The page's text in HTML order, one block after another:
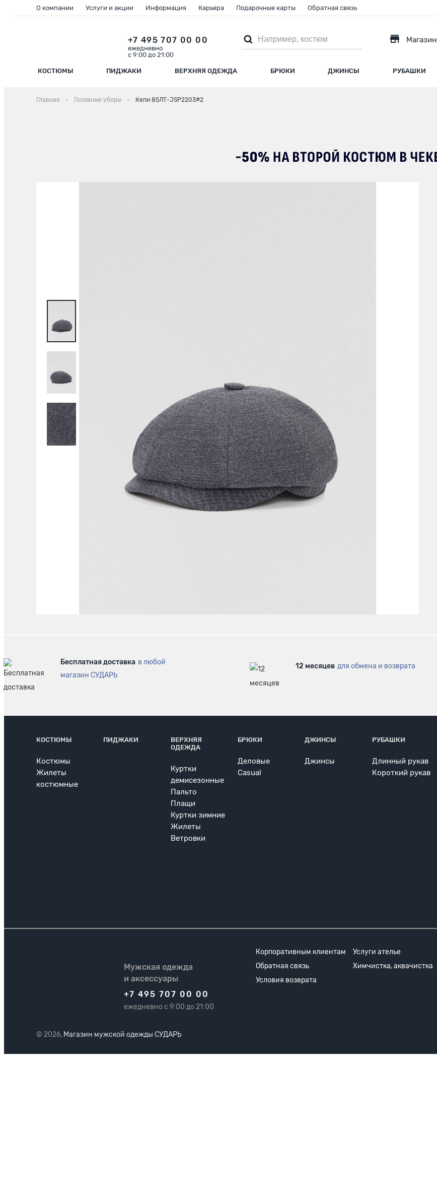
КОСТЮМЫ ПИДЖАКИ ВЕРХНЯЯ ОДЕЖДА БРЮКИ ДЖИНСЫ РУБАШКИ
+7 495 707 00 00
ежедневно
с 9:00 до 21:00
О компании Услуги и акции Информация Карьера Подарочные карты Обратная связь
Главная Головные уборы Кепи 85ЛТ-JSP2203#2
Бесплатная доставка в любой
магазин СУДАРЬ
12 месяцев для обмена и возврата
КОСТЮМЫ
Костюмы
Жилеты
костюмные
ПИДЖАКИ
ВЕРХНЯЯ
ОДЕЖДА
Куртки
демисезонные
Пальто
Плащи
Куртки зимние
Жилеты
Ветровки
БРЮКИ
Деловые
Casual
ДЖИНСЫ
Джинсы
РУБАШКИ
Длинный рукав
Короткий рукав
Мужская одежда
и аксессуары
+7 495 707 00 00
ежедневно с 9:00 до 21:00
Корпоративным клиентам
Услуги ателье
Обратная связь
Химчистка, аквачистка
Условия возврата
© 2026, Магазин мужской одежды СУДАРЬ